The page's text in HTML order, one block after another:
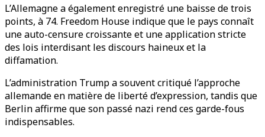
L’Allemagne a également enregistré une baisse de trois
points, à 74. Freedom House indique que le pays connaît
une auto-censure croissante et une application stricte
des lois interdisant les discours haineux et la
diffamation.
L’administration Trump a souvent critiqué l’approche
allemande en matière de liberté d’expression, tandis que
Berlin affirme que son passé nazi rend ces garde-fous
indispensables.